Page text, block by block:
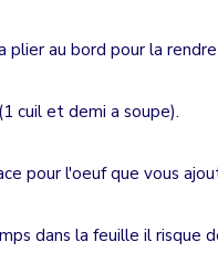
plier au bord pour la
cuil et demi a soupe).
pour l'oeuf que vous
dans la feuille il risque